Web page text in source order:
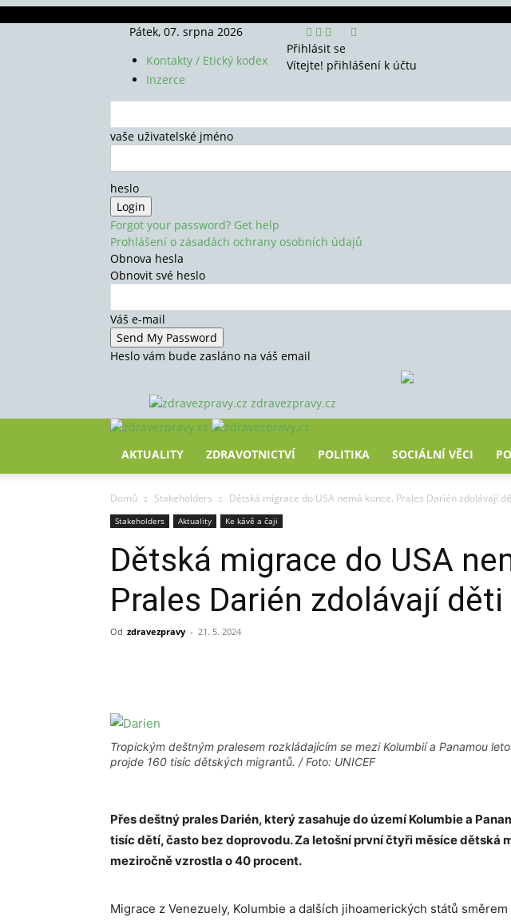
Pátek, 07. srpna 2026
Kontakty / Etický kodex
Inzerce
Přihlásit se
Vítejte! přihlášení k účtu
vaše uživatelské jméno
heslo
Forgot your password? Get help
Prohlášení o zásadách ochrany osobních údajů
Obnova hesla
Obnovit své heslo
Váš e-mail
Heslo vám bude zasláno na váš email
zdravezpravy.cz
AKTUALITY ZDRAVOTNICTVÍ POLITIKA SOCIÁLNÍ VĚCI
Domů Stakeholders Dětská migrace do USA nemá konce. Prales Darién zdolávají
Stakeholders Aktuality Ke kávě a čaji
Dětská migrace do USA
Prales Darién zdolávají
Od zdravezpravy - 21. 5. 2024
Tropickým deštným pralesem rozkládajícím se mezi Kolumbií a Panamou
projde 160 tisíc dětských migrantů. / Foto: UNICEF
Přes deštný prales Darién, který zasahuje do území Kolumbie a
tisíc dětí, často bez doprovodu. Za letošní první čtyři měsíce dětská
meziročně vzrostla o 40 procent.
Migrace z Venezuely, Kolumbie a dalších jihoamerických států